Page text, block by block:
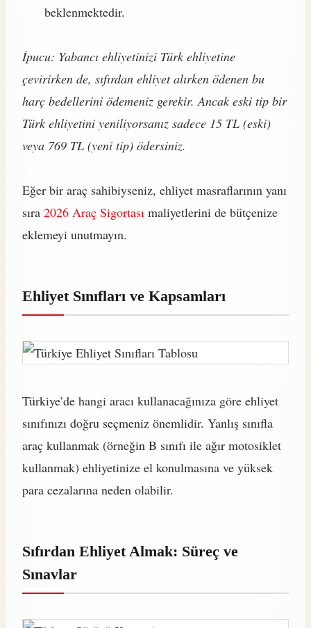
beklenmektedir.
İpucu: Yabancı ehliyetinizi Türk ehliyetine
çevirirken de, sıfırdan ehliyet alırken ödenen bu
harç bedellerini ödemeniz gerekir. Ancak eski tip bir
Türk ehliyetini yeniliyorsanız sadece 15 TL (eski)
veya 769 TL (yeni tip) ödersiniz.
Eğer bir araç sahibiyseniz, ehliyet masraflarının yanı
sıra 2026 Araç Sigortası maliyetlerini de bütçenize
eklemeyi unutmayın.
Ehliyet Sınıfları ve Kapsamları
Türkiye’de hangi aracı kullanacağınıza göre ehliyet
sınıfınızı doğru seçmeniz önemlidir. Yanlış sınıfla
araç kullanmak (örneğin B sınıfı ile ağır motosiklet
kullanmak) ehliyetinize el konulmasına ve yüksek
para cezalarına neden olabilir.
Sıfırdan Ehliyet Almak: Süreç ve
Sınavlar